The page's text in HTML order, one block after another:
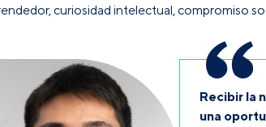
curiosidad intelectual, compromiso
Recibir la
una